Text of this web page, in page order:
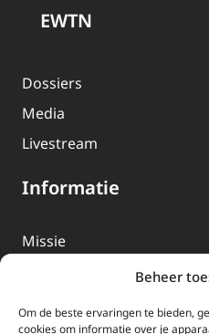
Beheer
Om de beste ervaringen te bieden,
cookies om informatie over je
EWTN
Dossiers
Media
Livestream
Informatie
Missie